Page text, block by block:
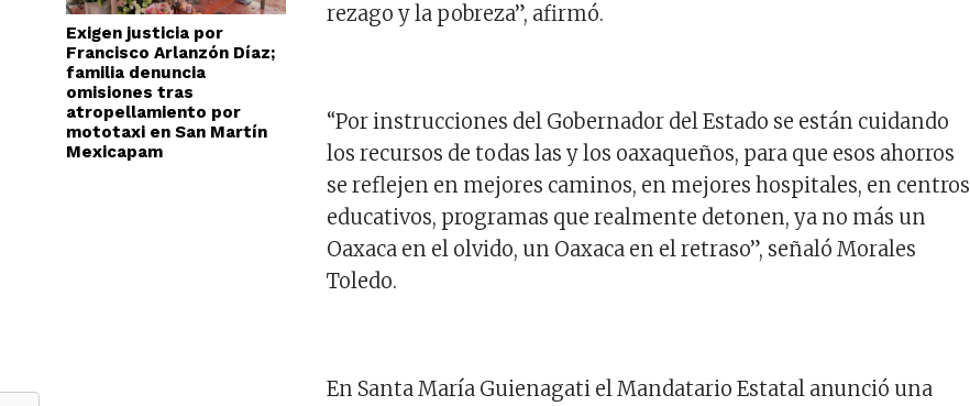
Exigen justicia por
Francisco Arlanzón Díaz;
familia denuncia
omisiones tras
atropellamiento por
mototaxi en San Martín
Mexicapam
rezago y la pobreza”, afirmó.
“Por instrucciones del Gobernador del Estado se están cuidando
los recursos de todas las y los oaxaqueños, para que esos ahorros
se reflejen en mejores caminos, en mejores hospitales, en centros
educativos, programas que realmente detonen, ya no más un
Oaxaca en el olvido, un Oaxaca en el retraso”, señaló Morales
Toledo.
En Santa María Guienagati el Mandatario Estatal anunció una